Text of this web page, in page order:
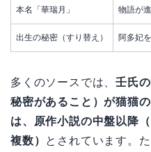
本名「華瑞月」 物語が
出生の秘密（すり替え） 阿多妃
多くのソースでは、壬氏
秘密があること）が猫猫
は、原作小説の中盤以降
複数） とされています。